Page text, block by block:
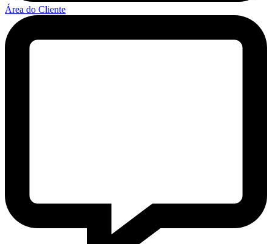
Área do Cliente